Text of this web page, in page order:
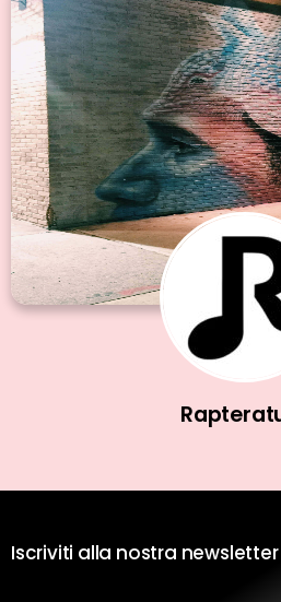
Iscriviti alla nostra